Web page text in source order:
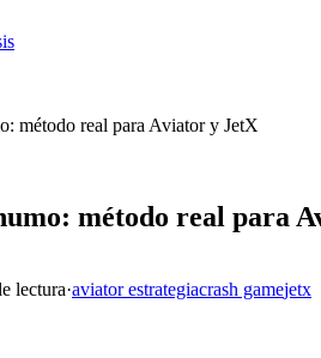
método real para Aviator y JetX
método real para
lectura·aviator estrategiacrash gamejetx